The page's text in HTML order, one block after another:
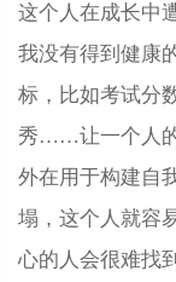
这个人在成长中
我没有得到健康
标，比如考试分
秀……让一个人的
外在用于构建自
塌，这个人就容
心的人会很难找